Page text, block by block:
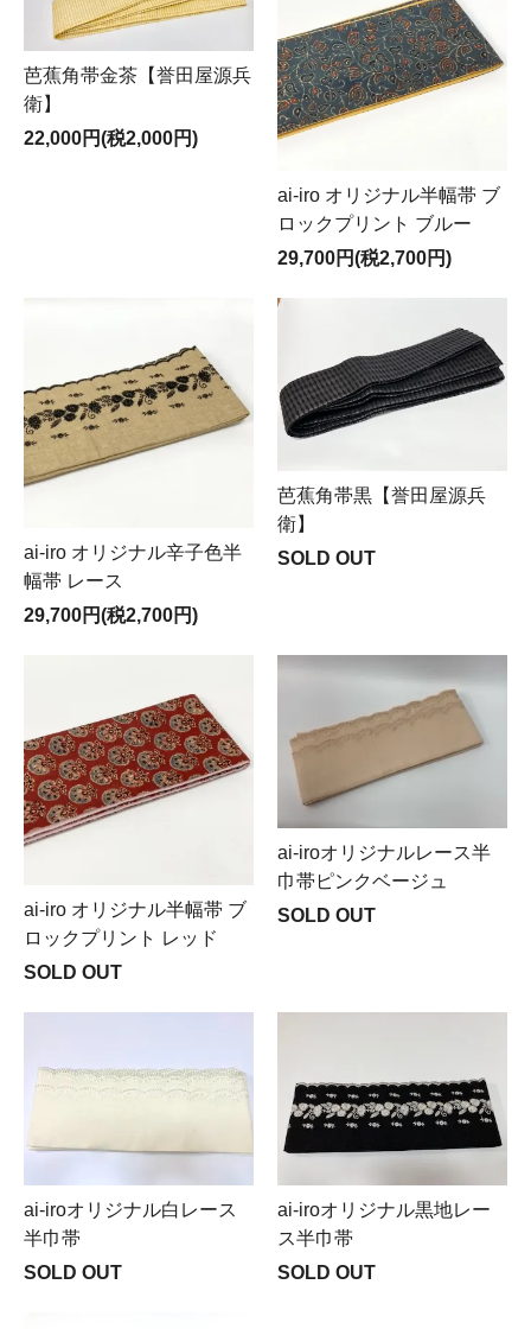
芭蕉角帯金茶【誉田屋源兵
衛】
22,000円(税2,000円)
ai-iro オリジナル半幅帯 ブ
ロックプリント ブルー
29,700円(税2,700円)
ai-iro オリジナル辛子色半
幅帯 レース
29,700円(税2,700円)
芭蕉角帯黒【誉田屋源兵
衛】
SOLD OUT
ai-iro オリジナル半幅帯 ブ
ロックプリント レッド
SOLD OUT
ai-iroオリジナルレース半
巾帯ピンクベージュ
SOLD OUT
ai-iroオリジナル白レース
半巾帯
SOLD OUT
ai-iroオリジナル黒地レー
ス半巾帯
SOLD OUT